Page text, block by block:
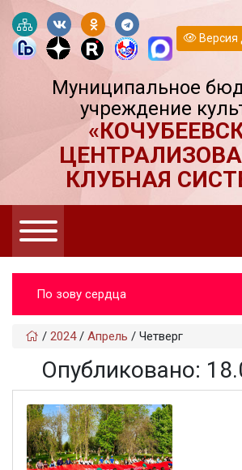
Версия
Муниципальное
учреждение
КЛУБНАЯ
По зову сердца
/ 2024/ Апрель / Четверг
Опубликовано: